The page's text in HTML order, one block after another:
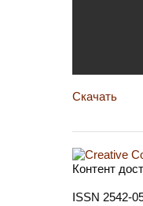
Скачать
Контент
ISSN 2542-